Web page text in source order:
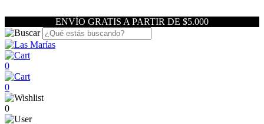
ENVÍO GRATIS A PARTIR DE $5.000
0
0
0